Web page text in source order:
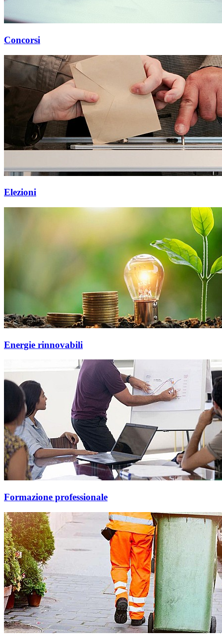
Concorsi
Elezioni
Energie rinnovabili
Formazione professionale